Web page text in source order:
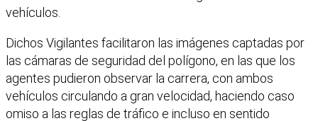
vehículos.
Dichos Vigilantes facilitaron las imágenes captadas por
las cámaras de seguridad del polígono, en las que los
agentes pudieron observar la carrera, con ambos
vehículos circulando a gran velocidad, haciendo caso
omiso a las reglas de tráfico e incluso en sentido